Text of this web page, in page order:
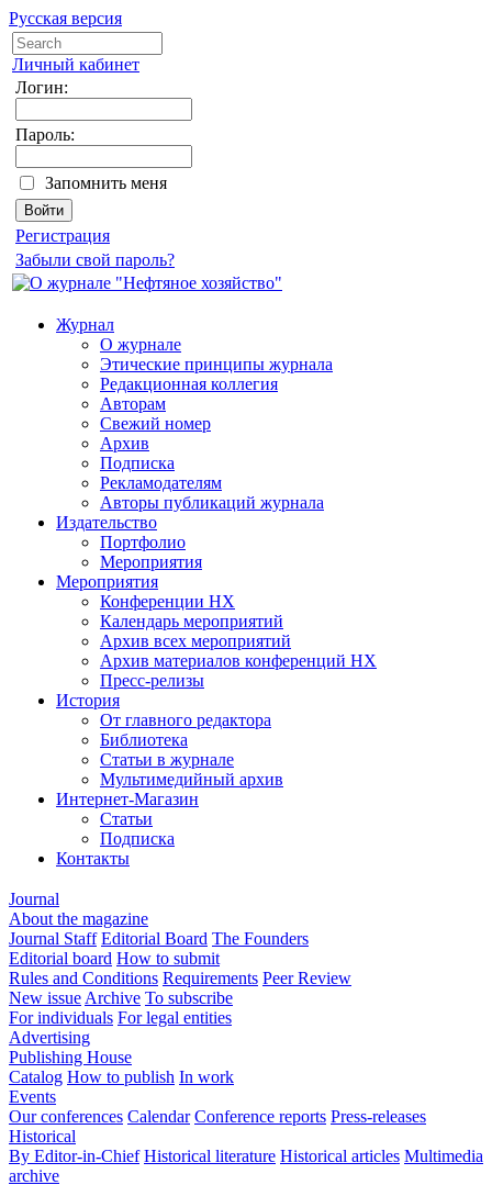
Русская версия
Личный кабинет
Логин:
Пароль:
Запомнить меня
Регистрация
Забыли свой пароль?
Журнал
О журнале
Этические принципы журнала
Редакционная коллегия
Авторам
Свежий номер
Архив
Подписка
Рекламодателям
Авторы публикаций журнала
Издательство
Портфолио
Мероприятия
Мероприятия
Конференции НХ
Календарь мероприятий
Архив всех мероприятий
Архив материалов конференций НХ
Пресс-релизы
История
От главного редактора
Библиотека
Статьи в журнале
Мультимедийный архив
Интернет-Магазин
Статьи
Подписка
Контакты
Journal
About the magazine
Journal Staff Editorial Board The Founders
Editorial board How to submit
Rules and Conditions Requirements Peer Review
New issue Archive To subscribe
For individuals For legal entities
Advertising
Publishing House
Catalog How to publish In work
Events
Our conferences Calendar Conference reports Press-releases
Historical
By Editor-in-Chief Historical literature Historical articles Multimedia
archive